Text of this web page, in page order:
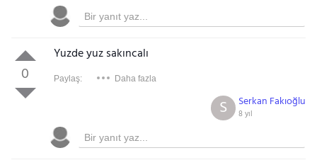
0
Yuzde yuz sakıncalı
Paylaş: Daha fazla
Serkan Fakıoğlu
8 yıl
S